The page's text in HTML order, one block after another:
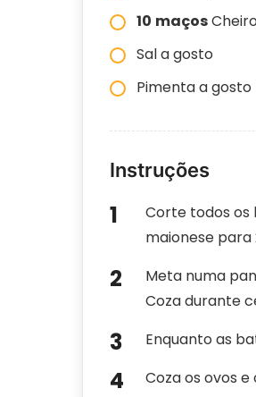
10 maços
Sal a gosto
Pimenta a gosto
Instruções
Corte todos os
maionese para
Meta numa
Coza durante
Enquanto as
Coza os ovos